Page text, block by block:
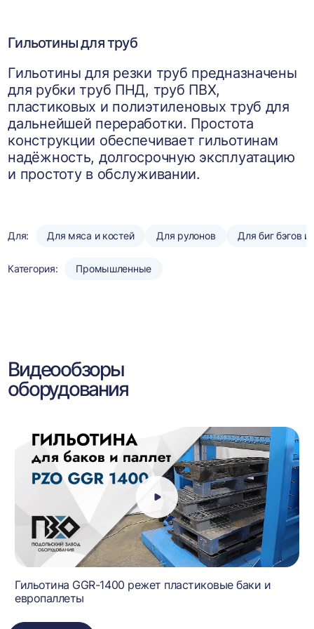
Гильотины для труб
Гильотины для резки труб предназначены
для рубки труб ПНД, труб ПВХ,
пластиковых и полиэтиленовых труб для
дальнейшей переработки. Простота
конструкции обеспечивает гильотинам
надёжность, долгосрочную эксплуатацию
и простоту в обслуживании.
Для: Для мяса и костей Для рулонов Для биг бэгов
Категория: Промышленные
Видеообзоры
оборудования
Гильотина GGR-1400 режет пластиковые баки и
европаллеты